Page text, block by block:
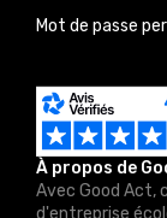
À propos de
Avec Good Act,
Mot de passe